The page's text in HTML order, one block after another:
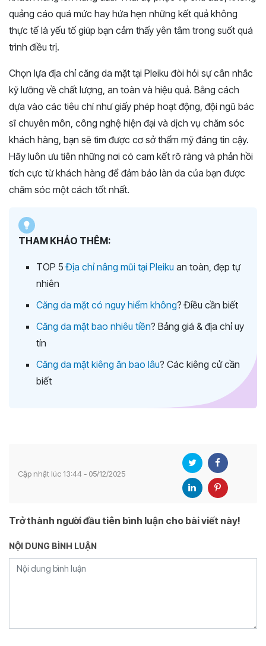
quảng cáo quá mức hay hứa hẹn những kết quả không
thực tế là yếu tố giúp bạn cảm thấy yên tâm trong suốt quá
trình điều trị.
Chọn lựa địa chỉ căng da mặt tại Pleiku đòi hỏi sự cân nhắc
kỹ lưỡng về chất lượng, an toàn và hiệu quả. Bằng cách
dựa vào các tiêu chí như giấy phép hoạt động, đội ngũ bác
sĩ chuyên môn, công nghệ hiện đại và dịch vụ chăm sóc
khách hàng, bạn sẽ tìm được cơ sở thẩm mỹ đáng tin cậy.
Hãy luôn ưu tiên những nơi có cam kết rõ ràng và phản hồi
tích cực từ khách hàng để đảm bảo làn da của bạn được
chăm sóc một cách tốt nhất.
THAM KHẢO THÊM:
TOP 5Địa chỉ nâng mũi tại Pleiku an toàn, đẹp tự
nhiên
Căng da mặt có nguy hiểm không? Điều cần biết
Căng da mặt bao nhiêu tiền? Bảng giá & địa chỉ uy
tín
Căng da mặt kiêng ăn bao lâu? Các kiêng cử cần
biết
Cập nhật lúc 13:44 - 05/12/2025
Trở thành người đầu tiên bình luận cho bài viết này!
NỘI DUNG BÌNH LUẬN